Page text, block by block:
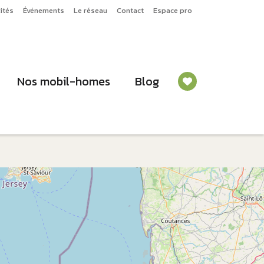
Événements Le réseau Contact Espace pro
Nos mobil-homes Blog